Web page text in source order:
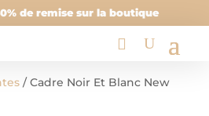
de remise sur la boutique
/ Cadre Noir Et Blanc New